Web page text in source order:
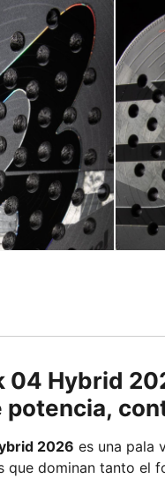
04 Hybrid
2026 es una pala
que dominan tanto el